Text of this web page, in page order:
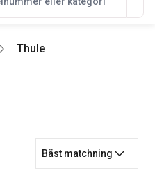
Thule
Bäst matchning